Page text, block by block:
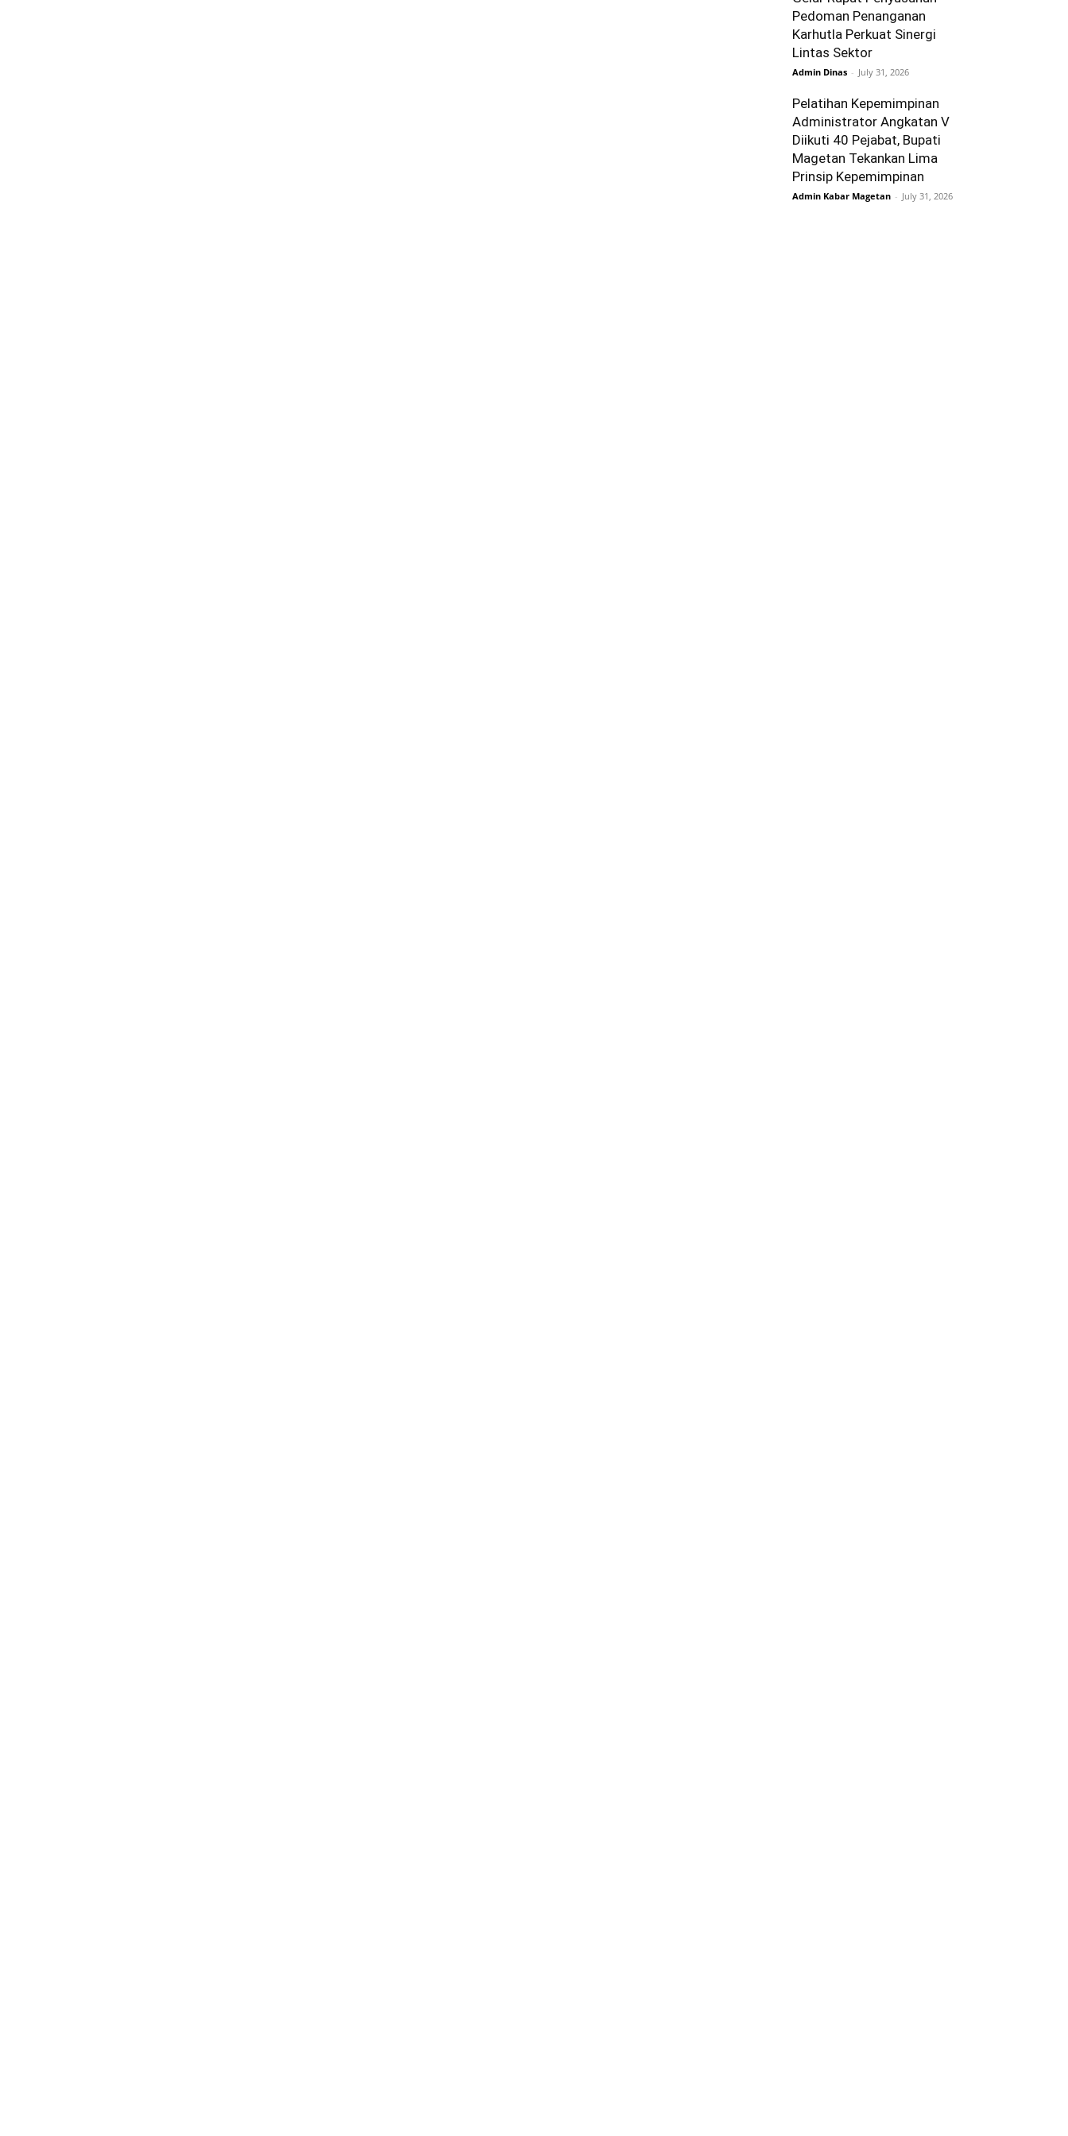
Pedoman Penanganan
Karhutla Perkuat Sinergi
Lintas Sektor
Admin Dinas - July 31, 2026
Pelatihan Kepemimpinan
Administrator Angkatan V
Diikuti 40 Pejabat, Bupati
Magetan Tekankan Lima
Prinsip Kepemimpinan
Admin Kabar Magetan - July 31, 2026